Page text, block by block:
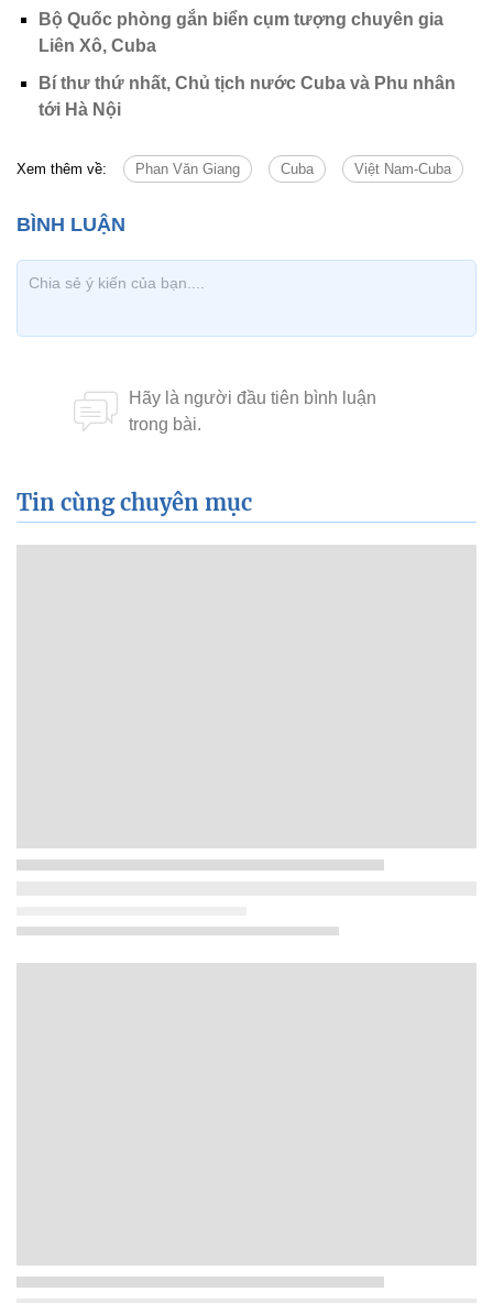
Bộ Quốc phòng gắn biển cụm tượng chuyên gia
Liên Xô, Cuba
Bí thư thứ nhất, Chủ tịch nước Cuba và Phu nhân
tới Hà Nội
Xem thêm về: Phan Văn Giang Cuba Việt Nam-Cuba
Tin cùng chuyên mục